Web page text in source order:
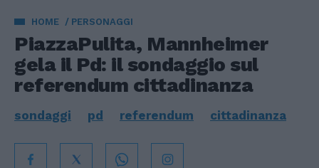
HOME PERSONAGGI
PiazzaPulita, Mannheimer
gela il Pd: il sondaggio sul
referendum cittadinanza
sondaggi pd referendum cittadinanza